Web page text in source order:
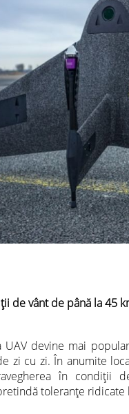
de vânt de până la 45
UAV devine mai
zi cu zi. În anumite
în
toleranțe ridicate